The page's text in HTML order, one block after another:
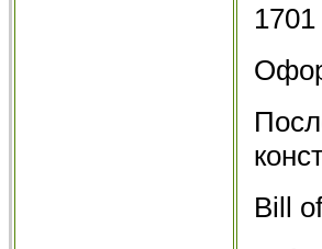
Bill